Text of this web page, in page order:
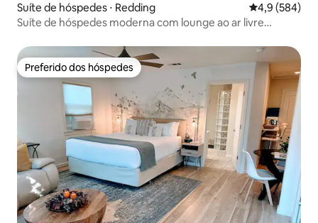
Suíte de hóspedes ⋅ Redding 4,9 de uma
4,9 (584)
Suíte de hóspedes moderna com lounge ao ar livre
Preferido dos hóspedes
Preferido dos hóspedes